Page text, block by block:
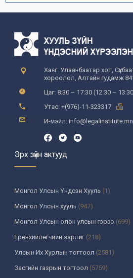
Хаяг: Улаанбаатар хот,
хороолол, Алтайн гудамж
Цаг: 8:30 – 17:30 (12:30 –
Утас: +(976)-11-323317
И-мэйл: info@legalinstitute.mn
Эрх зүйн актууд
Монгол Улсын Үндсэн Хууль (1)
Монгол Улсын хууль (947)
Монгол Улсын олон улсын гэрээ (699)
Ерөнхийлөгчийн зарлиг(218)
Улсын Их Хурлын тогтоол (2581)
Засгийн газрын тогтоол (5759)